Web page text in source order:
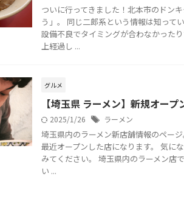
ついに行ってきました！北本市のドン
う」。 同じ二郎系という情報は知って
設備不良でタイミングが合わなかった
上経過し ...
グルメ
【埼玉県 ラーメン】新規オー
2025/1/26 ラーメン
埼玉県内のラーメン新店舗情報のページ
最近オープンした店になります。 気に
みてください。 埼玉県内のラーメン店
い ...